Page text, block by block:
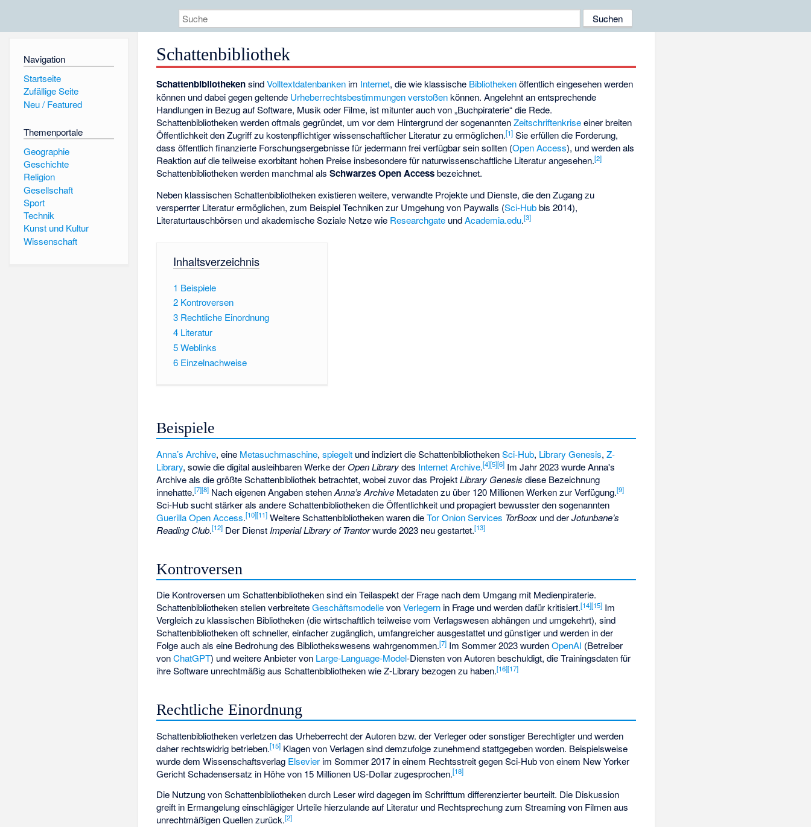
Navigation
Startseite
Zufällige Seite
Neu / Featured
Themenportale
Geographie
Geschichte
Religion
Gesellschaft
Sport
Technik
Kunst und Kultur
Wissenschaft
Schattenbibliothek
SchattenbibliothekensindVolltextdatenbanken im Internet, die wie klassische Bibliothekenöffentlich eingesehen werden
können und dabei gegen geltende Urheberrechtsbestimmungen verstoßenkönnen. Angelehnt an entsprechende
Handlungen in Bezug auf Software, Musik oder Filme, ist mitunter auch von „Buchpiraterie“ die Rede.
Schattenbibliotheken werden oftmals gegründet, um vor dem Hintergrund der sogenanntenZeitschriftenkriseeiner breiten
Öffentlichkeit den Zugriff zu kostenpflichtiger wissenschaftlicher Literatur zu ermöglichen.[1] Sie erfüllen die Forderung,
dass öffentlich finanzierte Forschungsergebnisse für jedermann frei verfügbar sein sollten (Open Access), und werden als
Reaktion auf die teilweise exorbitant hohen Preise insbesondere für naturwissenschaftliche Literatur angesehen.[2]
Schattenbibliotheken werden manchmal alsSchwarzes Open Accessbezeichnet.
Neben klassischen Schattenbibliotheken existieren weitere, verwandte Projekte und Dienste, die den Zugang zu
versperrter Literatur ermöglichen, zum Beispiel Techniken zur Umgehung von Paywalls (Sci-Hubbis 2014),
Literaturtauschbörsen und akademische Soziale Netze wie Researchgate undAcademia.edu.[3]
Inhaltsverzeichnis
1 Beispiele
2 Kontroversen
3 Rechtliche Einordnung
4 Literatur
5Weblinks
6 Einzelnachweise
Beispiele
Anna’s Archive, eine Metasuchmaschine,spiegelt und indiziert die SchattenbibliothekenSci-Hub, Library Genesis,Z-
Library, sowie die digital ausleihbaren Werke derOpen Librarydes Internet Archive.[4][5][6] Im Jahr 2023 wurde Anna's
Archive als die größte Schattenbibliothek betrachtet, wobei zuvor das ProjektLibrary Genesis diese Bezeichnung
innehatte.[7][8] Nach eigenen Angaben stehenAnna’s Archive Metadaten zu über 120 Millionen Werken zur Verfügung.[9]
Sci-Hub sucht stärker als andere Schattenbibliotheken die Öffentlichkeit und propagiert bewusster den sogenannten
Guerilla Open Access.[10][11] Weitere Schattenbibliotheken waren dieTor Onion Services TorBoox und derJotunbane’s
Reading Club.[12] Der Dienst Imperial Library of Trantorwurde 2023 neu gestartet.[13]
Kontroversen
Die Kontroversen um Schattenbibliotheken sind ein Teilaspekt der Frage nach dem Umgang mit Medienpiraterie.
Schattenbibliotheken stellen verbreiteteGeschäftsmodellevonVerlegern in Frage und werden dafür kritisiert.[14][15] Im
Vergleich zu klassischen Bibliotheken (die wirtschaftlich teilweise vom Verlagswesen abhängen und umgekehrt), sind
Schattenbibliotheken oft schneller, einfacher zugänglich, umfangreicher ausgestattet und günstiger und werden in der
Folge auch als eine Bedrohung des Bibliothekswesens wahrgenommen.[7] Im Sommer 2023 wurdenOpenAI (Betreiber
vonChatGPT) und weitere Anbieter von Large-Language-Model-Diensten von Autoren beschuldigt, die Trainingsdaten für
ihre Software unrechtmäßig aus Schattenbibliotheken wie Z-Library bezogen zu haben.[16][17]
Rechtliche Einordnung
Schattenbibliotheken verletzen das Urheberrecht der Autoren bzw. der Verleger oder sonstiger Berechtigter und werden
daher rechtswidrig betrieben.[15] Klagen von Verlagen sind demzufolge zunehmend stattgegeben worden. Beispielsweise
wurde dem Wissenschaftsverlag Elsevier im Sommer 2017 in einem Rechtsstreit gegen Sci-Hub von einem New Yorker
Gericht Schadensersatz in Höhe von 15 Millionen US-Dollar zugesprochen.[18]
Die Nutzung von Schattenbibliotheken durch Leser wird dagegen im Schrifttum differenzierter beurteilt. Die Diskussion
greift in Ermangelung einschlägiger Urteile hierzulande auf Literatur und Rechtsprechung zum Streaming von Filmen aus
unrechtmäßigen Quellen zurück.[2]